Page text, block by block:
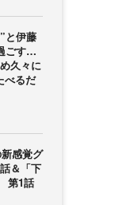
と伊藤
ごす…
久々に
べるだ
感覚グ
＆「下
第1話